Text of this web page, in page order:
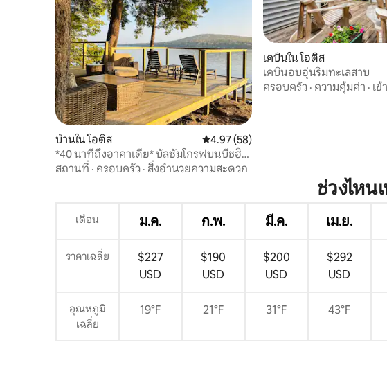
บ้านใน โอติส คะแนนเฉลี่ย 4.97 จาก 5, 58 รีวิว
4.97 (58)
*40 นาทีถึงอาคาเดีย* บัลซัมโกรฟบนบีชฮิ
ลล์พอนด์
สถานที่ · ครอบครัว · สิ่งอำนวยความสะดวก
เคบินใน โอติส
เคบินอบอุ่นริมทะเลสาบ
ครอบครัว · ความคุ้มค่า · เข้
ช่วงไหน
เดือน ม.ค. ก.พ. มี.ค. เม.ย.
ราคาเฉลี่ย
$227
USD
$190
USD
$200
USD
$292
USD
อุณหภูมิ
เฉลี่ย
19°F 21°F 31°F 43°F